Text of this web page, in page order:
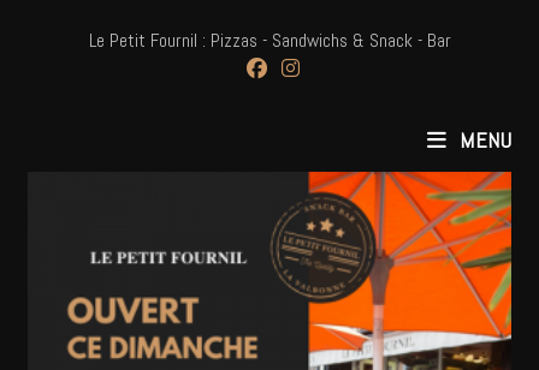
Le Petit Fournil : Pizzas - Sandwichs & Snack - Bar
MENU